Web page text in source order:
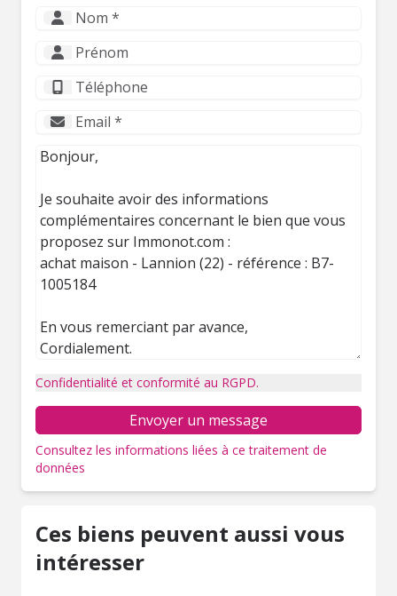
Confidentialité et conformité au RGPD.
Envoyer un message
Consultez les informations liées à ce traitement de
données
Ces biens peuvent aussi vous
intéresser